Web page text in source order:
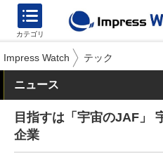
カテゴリ
Impress Watch テック
ニュース
目指すは「宇宙のJAF」
企業